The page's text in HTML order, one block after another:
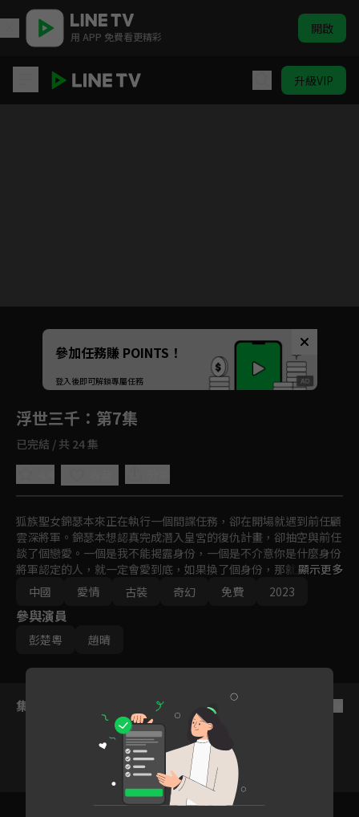
用 APP 免費看更精彩 開啟
升級VIP
Unmute
如有不便請見諒
參加任務賺 POINTS！
登入後即可解鎖專屬任務
浮世三千 ：第7集
已完結 / 共 24 集
狐族聖女錦瑟本來正在執行一個間諜任務，卻在開場就遇到前任顧
雲深將軍。錦瑟本想認真完成潛入皇宮的復仇計畫，卻抽空與前任
談了個戀愛。一個是我不能揭露身份，一個是不介意你是什麼身份
將軍認定的人，就一定會愛到底，如果換了個身份，那就重新戀愛
再成親。
顯示更多
中國
愛情 古裝 奇幻 免費 2023
參與演員
彭楚粵 趙晴
集數列表
6 7 8